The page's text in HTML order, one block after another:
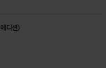
디션)